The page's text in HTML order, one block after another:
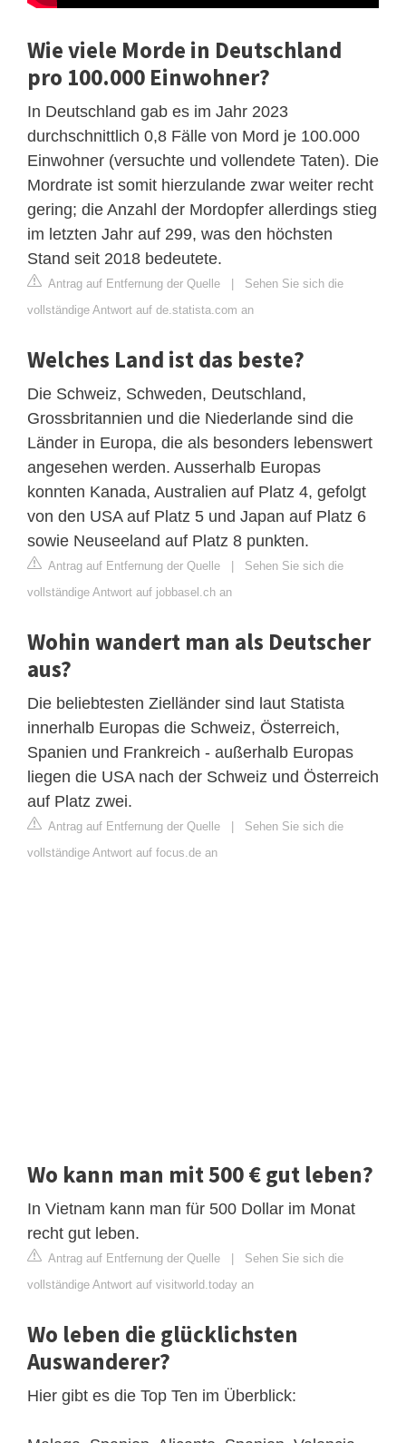
Wie viele Morde in Deutschland
pro 100.000 Einwohner?
In Deutschland gab es im Jahr 2023
durchschnittlich 0,8 Fälle von Mord je 100.000
Einwohner (versuchte und vollendete Taten). Die
Mordrate ist somit hierzulande zwar weiter recht
gering; die Anzahl der Mordopfer allerdings stieg
im letzten Jahr auf 299, was den höchsten
Stand seit 2018 bedeutete.
Antrag auf Entfernung der Quelle | Sehen Sie sich die
vollständige Antwort auf de.statista.com an
Welches Land ist das beste?
Die Schweiz, Schweden, Deutschland,
Grossbritannien und die Niederlande sind die
Länder in Europa, die als besonders lebenswert
angesehen werden. Ausserhalb Europas
konnten Kanada, Australien auf Platz 4, gefolgt
von den USA auf Platz 5 und Japan auf Platz 6
sowie Neuseeland auf Platz 8 punkten.
Antrag auf Entfernung der Quelle | Sehen Sie sich die
vollständige Antwort auf jobbasel.ch an
Wohin wandert man als Deutscher
aus?
Die beliebtesten Zielländer sind laut Statista
innerhalb Europas die Schweiz, Österreich,
Spanien und Frankreich - außerhalb Europas
liegen die USA nach der Schweiz und Österreich
auf Platz zwei.
Antrag auf Entfernung der Quelle | Sehen Sie sich die
vollständige Antwort auf focus.de an
Wo kann man mit 500 € gut leben?
In Vietnam kann man für 500 Dollar im Monat
recht gut leben.
Antrag auf Entfernung der Quelle | Sehen Sie sich die
vollständige Antwort auf visitworld.today an
Wo leben die glücklichsten
Auswanderer?
Hier gibt es die Top Ten im Überblick: